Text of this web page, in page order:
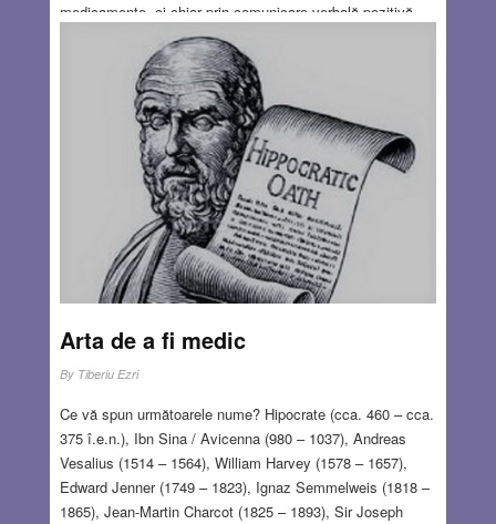
medicamente, ci chiar prin comunicare verbală pozitivă,
Spre deosebire de efectul placebo, efectul nocebo a fost
studiat științific și clinic numai în ultimii 20 de ani și
presupun că mulți dintre cititori nu au auzit de el.
JUL 7, 2022 44 COMMENTS
Arta de a fi medic
By Tiberiu Ezri
Ce vă spun următoarele nume? Hipocrate (cca. 460 – cca.
375 î.e.n.), Ibn Sina / Avicenna (980 – 1037), Andreas
Vesalius (1514 – 1564), William Harvey (1578 – 1657),
Edward Jenner (1749 – 1823), Ignaz Semmelweis (1818 –
1865), Jean-Martin Charcot (1825 – 1893), Sir Joseph